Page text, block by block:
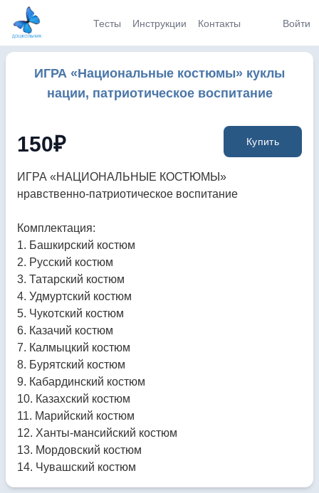
Тесты Инструкции Контакты Войти
ИГРА «Национальные костюмы» куклы
нации, патриотическое воспитание
150₽ Купить
ИГРА «НАЦИОНАЛЬНЫЕ КОСТЮМЫ»
нравственно-патриотическое воспитание
Комплектация:
1. Башкирский костюм
2. Русский костюм
3. Татарский костюм
4. Удмуртский костюм
5. Чукотский костюм
6. Казачий костюм
7. Калмыцкий костюм
8. Бурятский костюм
9. Кабардинский костюм
10. Казахский костюм
11. Марийский костюм
12. Ханты-мансийский костюм
13. Мордовский костюм
14. Чувашский костюм